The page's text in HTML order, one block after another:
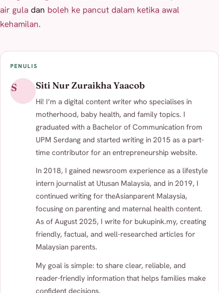
air gula dan boleh ke pancut dalam ketika awal
kehamilan.
PENULIS
S Siti Nur Zuraikha Yaacob
Hi! I’m a digital content writer who specialises in
motherhood, baby health, and family topics. I
graduated with a Bachelor of Communication from
UPM Serdang and started writing in 2015 as a part-
time contributor for an entrepreneurship website.
In 2018, I gained newsroom experience as a lifestyle
intern journalist at Utusan Malaysia, and in 2019, I
continued writing for theAsianparent Malaysia,
focusing on parenting and maternal health content.
As of August 2025, I write for bukupink.my, creating
friendly, factual, and well-researched articles for
Malaysian parents.
My goal is simple: to share clear, reliable, and
reader-friendly information that helps families make
confident decisions.